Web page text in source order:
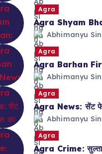
Agra
Agra Shyam
Abhimanyu
Agra
Agra Barhan Fire
Abhimanyu
Agra
Agra News: सेंट
Abhimanyu
Agra
Agra Crime: